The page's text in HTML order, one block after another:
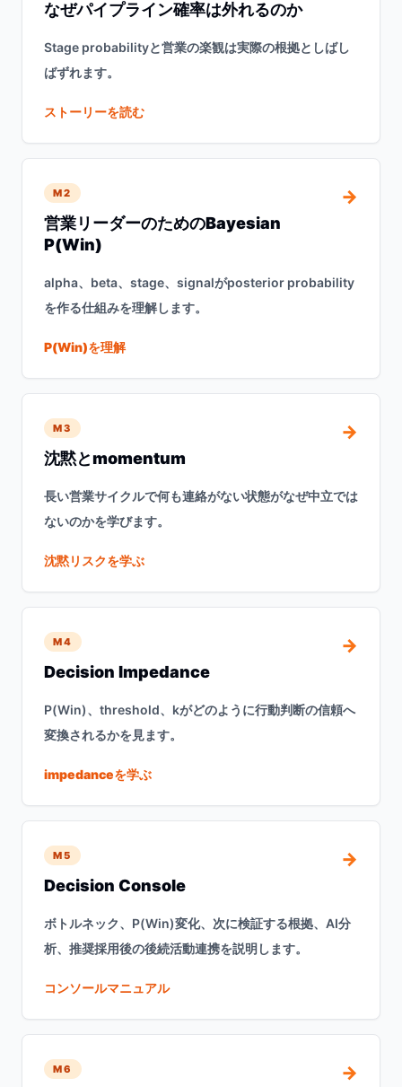
なぜパイプライン確率は外れるのか
Stage probabilityと営業の楽観は実際の根拠としばし
ばずれます。
ストーリーを読む
M2
営業リーダーのためのBayesian
P(Win)
→
alpha、beta、stage、signalがposterior probability
を作る仕組みを理解します。
P(Win)を理解
M3
沈黙とmomentum
→
長い営業サイクルで何も連絡がない状態がなぜ中立では
ないのかを学びます。
沈黙リスクを学ぶ
M4
Decision Impedance
→
P(Win)、threshold、kがどのように行動判断の信頼へ
変換されるかを見ます。
impedanceを学ぶ
M5
Decision Console
→
ボトルネック、P(Win)変化、次に検証する根拠、AI分
析、推奨採用後の後続活動連携を説明します。
コンソールマニュアル
M6 →